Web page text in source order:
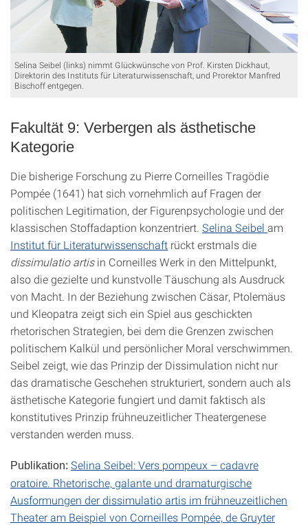
Selina Seibel (links) nimmt Glückwünsche von Prof. Kirsten Dickhaut,
Direktorin des Instituts für Literaturwissenschaft, und Prorektor Manfred
Bischoff entgegen.
Fakultät 9: Verbergen als ästhetische
Kategorie
Die bisherige Forschung zu Pierre Corneilles Tragödie
Pompée (1641) hat sich vornehmlich auf Fragen der
politischen Legitimation, der Figurenpsychologie und der
klassischen Stoffadaption konzentriert. Selina Seibel am
Institut für Literaturwissenschaft rückt erstmals die
dissimulatio artisin Corneilles Werk in den Mittelpunkt,
also die gezielte und kunstvolle Täuschung als Ausdruck
von Macht. In der Beziehung zwischen Cäsar, Ptolemäus
und Kleopatra zeigt sich ein Spiel aus geschickten
rhetorischen Strategien, bei dem die Grenzen zwischen
politischem Kalkül und persönlicher Moral verschwimmen.
Seibel zeigt, wie das Prinzip der Dissimulation nicht nur
das dramatische Geschehen strukturiert, sondern auch als
ästhetische Kategorie fungiert und damit faktisch als
konstitutives Prinzip frühneuzeitlicher Theatergenese
verstanden werden muss.
Publikation: Selina Seibel: Vers pompeux – cadavre
oratoire. Rhetorische, galante und dramaturgische
Ausformungen der dissimulatio artis im frühneuzeitlichen
Theater am Beispiel von Corneilles Pompée, de Gruyter